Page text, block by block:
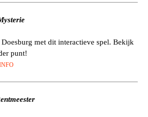
met dit interactieve spel. Bekijk
punt!